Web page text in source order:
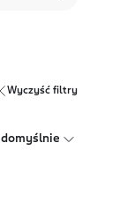
Wyczyść filtry
domyślnie